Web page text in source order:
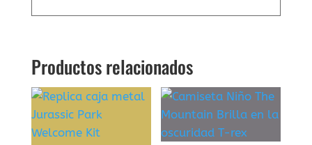
Productos relacionados